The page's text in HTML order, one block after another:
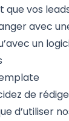
que vos
avec
un
de
d’utiliser